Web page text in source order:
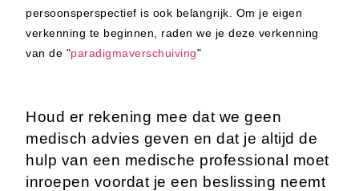
persoonsperspectief is ook belangrijk. Om je eigen
verkenning te beginnen, raden we je deze verkenning
van de "paradigmaverschuiving"
Houd er rekening mee dat we geen
medisch advies geven en dat je altijd de
hulp van een medische professional moet
inroepen voordat je een beslissing neemt